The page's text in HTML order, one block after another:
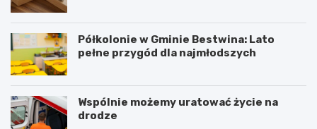
Półkolonie w Gminie Bestwina: Lato
pełne przygód dla najmłodszych
Wspólnie możemy uratować życie na
drodze